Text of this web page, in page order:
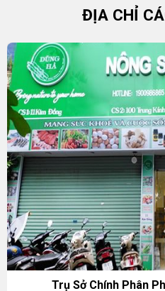
ĐỊA CHỈ
Trụ Sở Chính Phân